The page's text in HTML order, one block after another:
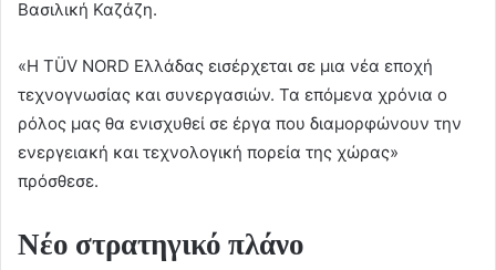
Βασιλική Καζάζη.
«Η TÜV NORD Ελλάδας εισέρχεται σε μια νέα εποχή
τεχνογνωσίας και συνεργασιών. Τα επόμενα χρόνια ο
ρόλος μας θα ενισχυθεί σε έργα που διαμορφώνουν την
ενεργειακή και τεχνολογική πορεία της χώρας»
πρόσθεσε.
Νέο στρατηγικό πλάνο